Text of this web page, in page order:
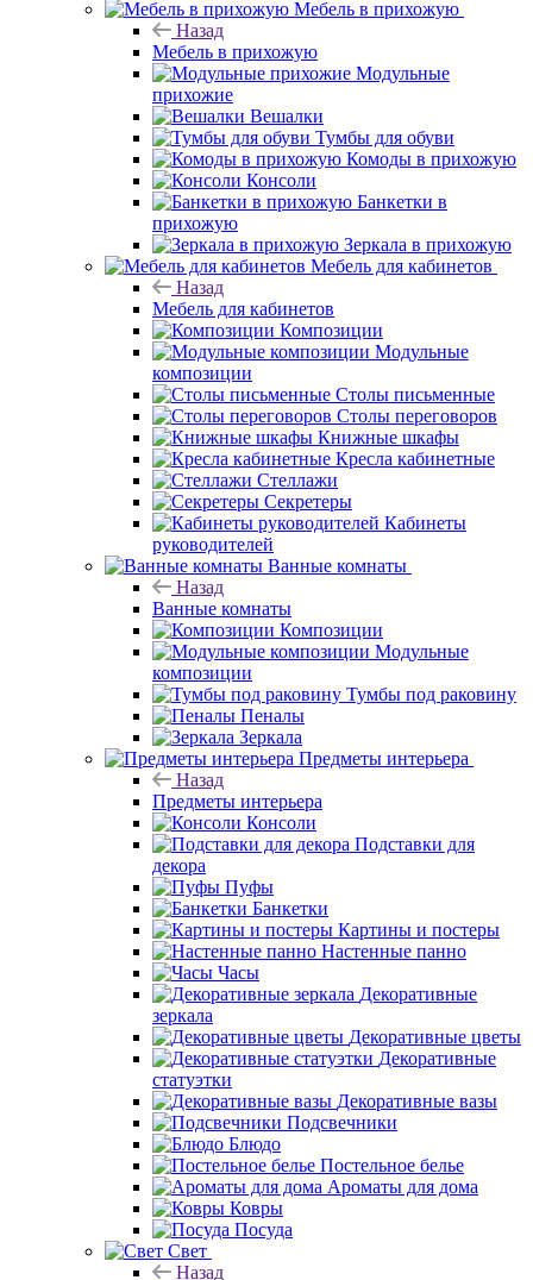
Мебель в прихожую
Назад
Мебель в прихожую
Модульные
прихожие
Вешалки
Тумбы для обуви
Комоды в прихожую
Консоли
Банкетки в
прихожую
Зеркала в прихожую
Мебель для кабинетов
Назад
Мебель для кабинетов
Композиции
Модульные
композиции
Столы письменные
Столы переговоров
Книжные шкафы
Кресла кабинетные
Стеллажи
Секретеры
Кабинеты
руководителей
Ванные комнаты
Назад
Ванные комнаты
Композиции
Модульные
композиции
Тумбы под раковину
Пеналы
Зеркала
Предметы интерьера
Назад
Предметы интерьера
Консоли
Подставки для
декора
Пуфы
Банкетки
Картины и постеры
Настенные панно
Часы
Декоративные
зеркала
Декоративные цветы
Декоративные
статуэтки
Декоративные вазы
Подсвечники
Блюдо
Постельное белье
Ароматы для дома
Ковры
Посуда
Свет
Назад